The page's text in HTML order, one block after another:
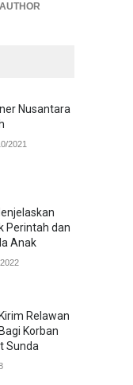
AUTHOR
Nusantara
2021
Perintah dan
Anak
Relawan
Korban
Sunda